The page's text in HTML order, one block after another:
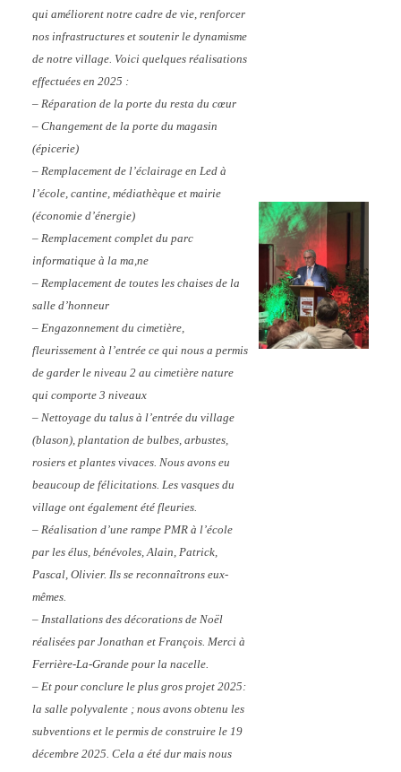
qui améliorent notre cadre de vie, renforcer
nos infrastructures et soutenir le dynamisme
de notre village. Voici quelques réalisations
effectuées en 2025 :
– Réparation de la porte du resta du cœur
– Changement de la porte du magasin
(épicerie)
– Remplacement de l’éclairage en Led à
l’école, cantine, médiathèque et mairie
(économie d’énergie)
– Remplacement complet du parc
informatique à la ma,ne
– Remplacement de toutes les chaises de la
salle d’honneur
– Engazonnement du cimetière,
fleurissement à l’entrée ce qui nous a permis
de garder le niveau 2 au cimetière nature
qui comporte 3 niveaux
– Nettoyage du talus à l’entrée du village
(blason), plantation de bulbes, arbustes,
rosiers et plantes vivaces. Nous avons eu
beaucoup de félicitations. Les vasques du
village ont également été fleuries.
– Réalisation d’une rampe PMR à l’école
par les élus, bénévoles, Alain, Patrick,
Pascal, Olivier. Ils se reconnaîtrons eux-
mêmes.
– Installations des décorations de Noël
réalisées par Jonathan et François. Merci à
Ferrière-La-Grande pour la nacelle.
– Et pour conclure le plus gros projet 2025:
la salle polyvalente ; nous avons obtenu les
subventions et le permis de construire le 19
décembre 2025. Cela a été dur mais nous